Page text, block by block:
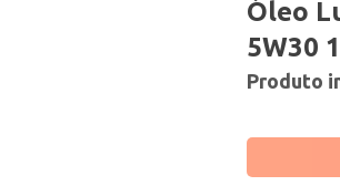
Óleo
5W30
Produto